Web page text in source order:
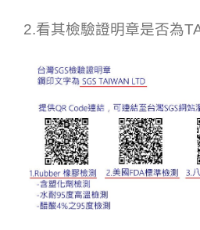
2.看其檢驗證明章是否為